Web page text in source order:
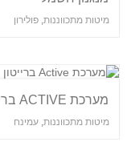
מיטות מתכווננות, פולירון
מערכת ACTIVE ברייטון
מיטות מתכווננות, עמינח